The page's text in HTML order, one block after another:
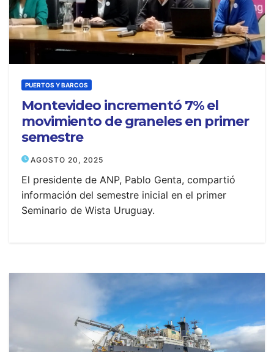
PUERTOS Y BARCOS
Montevideo incrementó 7% el
movimiento de graneles en primer
semestre
AGOSTO 20, 2025
El presidente de ANP, Pablo Genta, compartió
información del semestre inicial en el primer
Seminario de Wista Uruguay.